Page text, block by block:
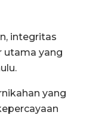
integritas
utama yang
yang